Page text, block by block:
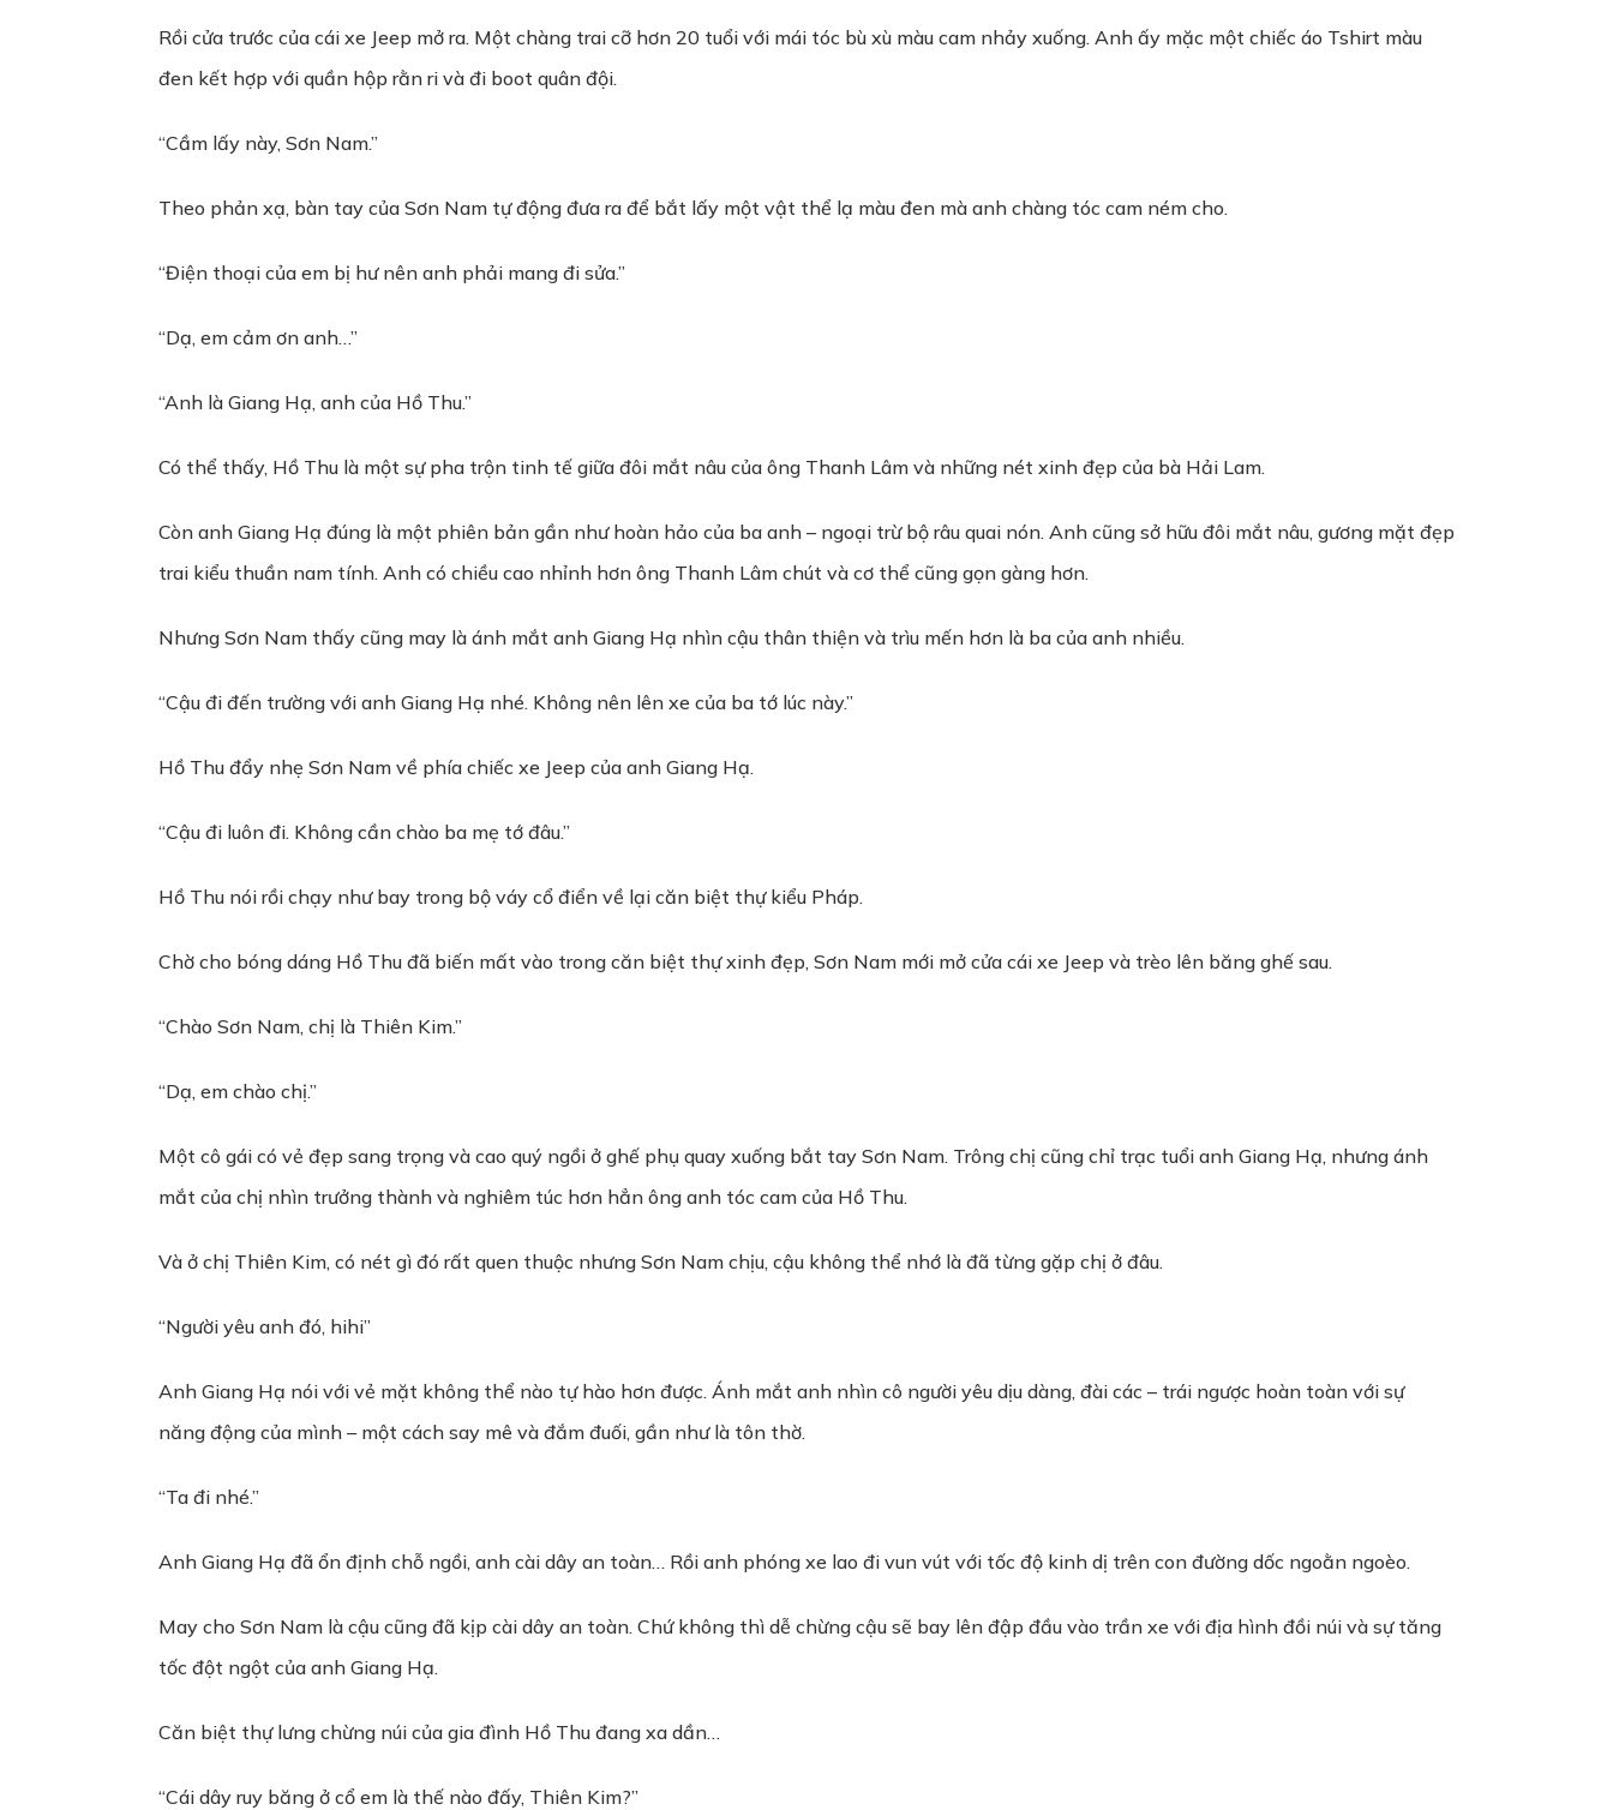
Rồi cửa trước của cái xe Jeep mở ra. Một chàng trai cỡ hơn 20 tuổi với mái tóc bù xù màu cam nhảy xuống. Anh ấy mặc một chiếc áo Tshirt màu
đen kết hợp với quần hộp rằn ri và đi boot quân đội.
“Cầm lấy này, Sơn Nam.”
Theo phản xạ, bàn tay của Sơn Nam tự động đưa ra để bắt lấy một vật thể lạ màu đen mà anh chàng tóc cam ném cho.
“Điện thoại của em bị hư nên anh phải mang đi sửa.”
“Dạ, em cảm ơn anh…”
“Anh là Giang Hạ, anh của Hồ Thu.”
Có thể thấy, Hồ Thu là một sự pha trộn tinh tế giữa đôi mắt nâu của ông Thanh Lâm và những nét xinh đẹp của bà Hải Lam.
Còn anh Giang Hạ đúng là một phiên bản gần như hoàn hảo của ba anh – ngoại trừ bộ râu quai nón. Anh cũng sở hữu đôi mắt nâu, gương mặt đẹp
trai kiểu thuần nam tính. Anh có chiều cao nhỉnh hơn ông Thanh Lâm chút và cơ thể cũng gọn gàng hơn.
Nhưng Sơn Nam thấy cũng may là ánh mắt anh Giang Hạ nhìn cậu thân thiện và trìu mến hơn là ba của anh nhiều.
“Cậu đi đến trường với anh Giang Hạ nhé. Không nên lên xe của ba tớ lúc này.”
Hồ Thu đẩy nhẹ Sơn Nam về phía chiếc xe Jeep của anh Giang Hạ.
“Cậu đi luôn đi. Không cần chào ba mẹ tớ đâu.”
Hồ Thu nói rồi chạy như bay trong bộ váy cổ điển về lại căn biệt thự kiểu Pháp.
Chờ cho bóng dáng Hồ Thu đã biến mất vào trong căn biệt thự xinh đẹp, Sơn Nam mới mở cửa cái xe Jeep và trèo lên băng ghế sau.
“Chào Sơn Nam, chị là Thiên Kim.”
“Dạ, em chào chị.”
Một cô gái có vẻ đẹp sang trọng và cao quý ngồi ở ghế phụ quay xuống bắt tay Sơn Nam. Trông chị cũng chỉ trạc tuổi anh Giang Hạ, nhưng ánh
mắt của chị nhìn trưởng thành và nghiêm túc hơn hẳn ông anh tóc cam của Hồ Thu.
Và ở chị Thiên Kim, có nét gì đó rất quen thuộc nhưng Sơn Nam chịu, cậu không thể nhớ là đã từng gặp chị ở đâu.
“Người yêu anh đó, hihi”
Anh Giang Hạ nói với vẻ mặt không thể nào tự hào hơn được. Ánh mắt anh nhìn cô người yêu dịu dàng, đài các – trái ngược hoàn toàn với sự
năng động của mình – một cách say mê và đắm đuối, gần như là tôn thờ.
“Ta đi nhé.”
Anh Giang Hạ đã ổn định chỗ ngồi, anh cài dây an toàn… Rồi anh phóng xe lao đi vun vút với tốc độ kinh dị trên con đường dốc ngoằn ngoèo.
May cho Sơn Nam là cậu cũng đã kịp cài dây an toàn. Chứ không thì dễ chừng cậu sẽ bay lên đập đầu vào trần xe với địa hình đồi núi và sự tăng
tốc đột ngột của anh Giang Hạ.
Căn biệt thự lưng chừng núi của gia đình Hồ Thu đang xa dần…
“Cái dây ruy băng ở cổ em là thế nào đấy, Thiên Kim?”